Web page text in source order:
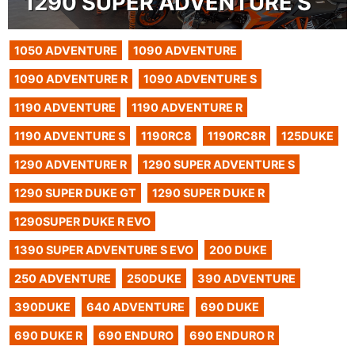
1050 ADVENTURE 1090 ADVENTURE
1090 ADVENTURE R 1090 ADVENTURE S
1190 ADVENTURE 1190 ADVENTURE R
1190 ADVENTURE S 1190RC8 1190RC8R 125DUKE
1290 ADVENTURE R 1290 SUPER ADVENTURE S
1290 SUPER DUKE GT 1290 SUPER DUKE R
1290SUPER DUKE R EVO
1390 SUPER ADVENTURE S EVO 200 DUKE
250 ADVENTURE 250DUKE 390 ADVENTURE
390DUKE 640 ADVENTURE 690 DUKE
690 DUKE R 690 ENDURO 690 ENDURO R